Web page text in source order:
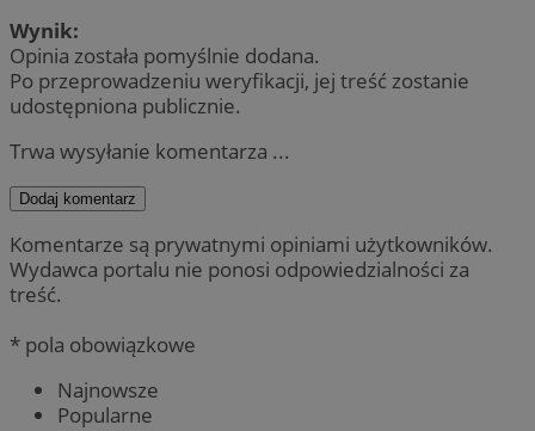
Wynik:
Opinia została pomyślnie dodana.
Po przeprowadzeniu weryfikacji, jej treść zostanie
udostępniona publicznie.
Trwa wysyłanie komentarza ...
Dodaj komentarz
Komentarze są prywatnymi opiniami użytkowników.
Wydawca portalu nie ponosi odpowiedzialności za
treść.
* pola obowiązkowe
Najnowsze
Popularne